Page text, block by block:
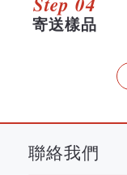
寄送樣品
聯絡我們